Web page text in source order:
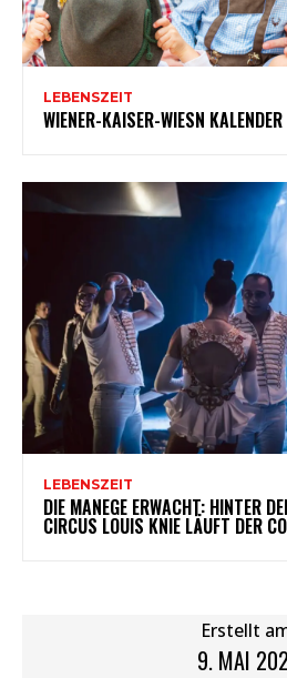
LEBENSZEIT
WIENER-KAISER-WIESN
LEBENSZEIT
DIE MANEGE ERWACHT: HINTER
CIRCUS LOUIS KNIE LÄUFT DER
Erstellt
9. MAI